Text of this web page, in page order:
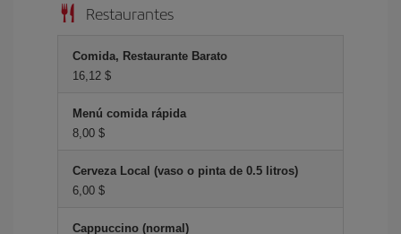
Restaurantes
Comida, Restaurante Barato
16,12 $
Menú comida rápida
8,00 $
Cerveza Local (vaso o pinta de 0.5 litros)
6,00 $
Cappuccino (normal)